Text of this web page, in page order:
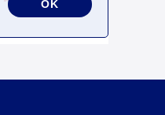
OK